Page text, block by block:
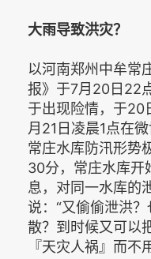
大雨导致洪灾？
以河南郑州中牟常
报》于7月20日22
于出现险情，于20
月21日凌晨1点在
常庄水库防汛形势
30分，常庄水库开
息，对同一水库的
说：“又偷偷泄洪
散？到时候又可以
『天灾人祸』而不